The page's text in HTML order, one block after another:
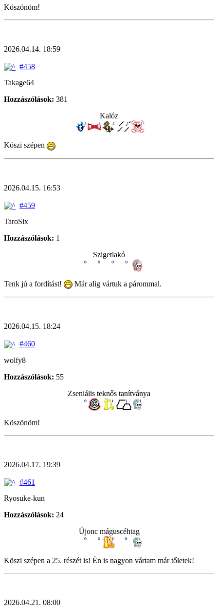
Köszönöm!
2026.04.14. 18:59
#458
Takage64
Hozzászólások: 381
Kalóz
Köszi szépen
2026.04.15. 16:53
#459
TaroSix
Hozzászólások: 1
Szigetlakó
Tenk jú a fordítást! Már alig vártuk a párommal.
2026.04.15. 18:24
#460
wolfy8
Hozzászólások: 55
Zseniális teknős tanítványa
Köszönöm!
2026.04.17. 19:39
#461
Ryosuke-kun
Hozzászólások: 24
Újonc máguscéhtag
Köszi szépen a 25. részét is! Én is nagyon vártam már tőletek!
2026.04.21. 08:00